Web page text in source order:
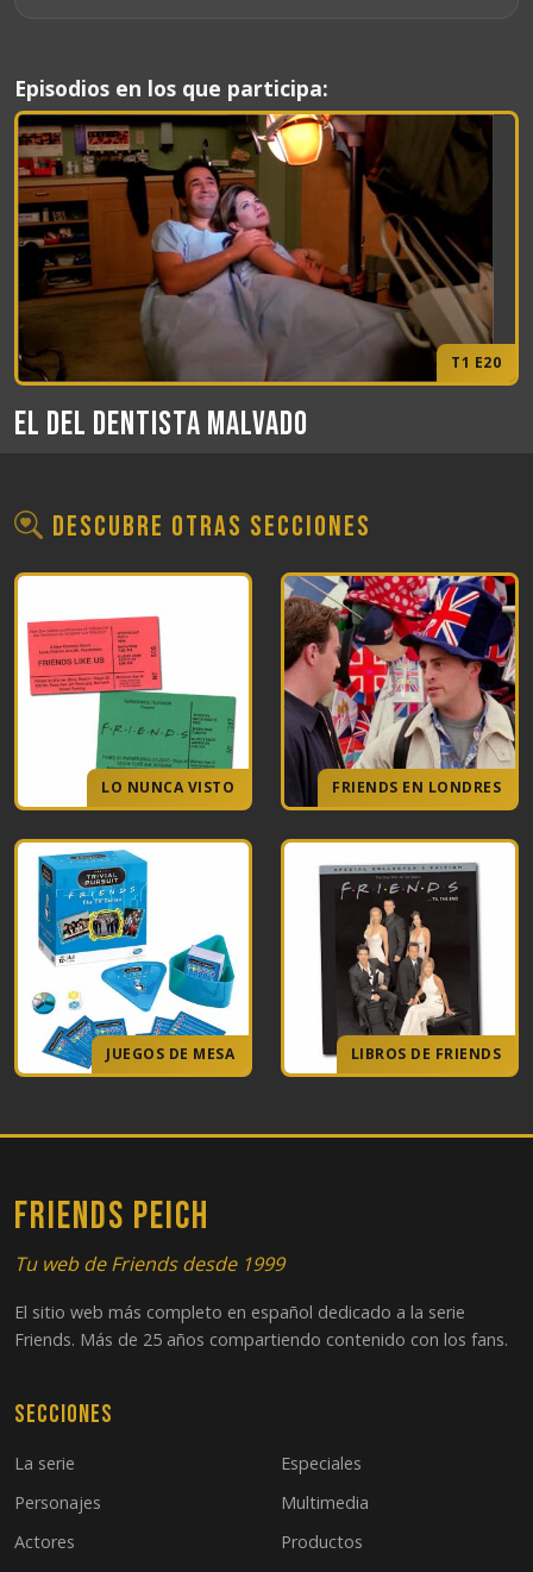
Episodios en los que participa:
T1 E20
El del dentista malvado
Descubre otras secciones
LO NUNCA VISTO FRIENDS EN LONDRES
JUEGOS DE MESA LIBROS DE FRIENDS
FRIENDS PEICH
Tu web de Friends desde 1999
El sitio web más completo en español dedicado a la serie
Friends. Más de 25 años compartiendo contenido con los fans.
Secciones
La serie
Personajes
Actores
Especiales
Multimedia
Productos